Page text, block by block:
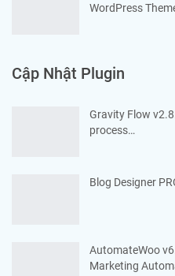
WordPress
Cập Nhật Plugin
Gravity Flow
process…
Blog Designer
AutomateWoo
Marketing